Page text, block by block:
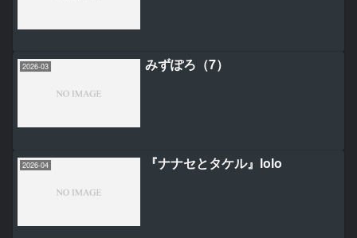
2026-03 みずぽろ（7）
2026-04 『ナナセとタケル』lolo